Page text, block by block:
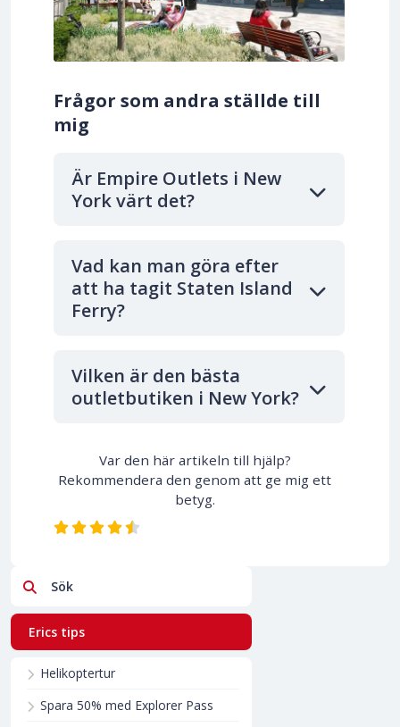
Frågor som andra ställde till
mig
Är Empire Outlets i New
York värt det?
Vad kan man göra efter
att ha tagit Staten Island
Ferry?
Vilken är den bästa
outletbutiken i New York?
Var den här artikeln till hjälp?
Rekommendera den genom att ge mig ett
betyg.
Sök
Erics tips
Helikoptertur
Spara 50% med Explorer Pass